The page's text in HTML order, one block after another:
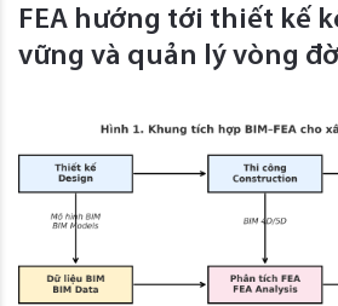
FEA hướng tới thiết kế
vững và quản lý vòng